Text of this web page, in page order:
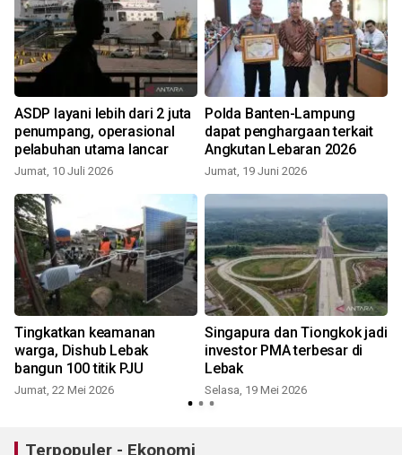
ASDP layani lebih dari 2 juta
penumpang, operasional
pelabuhan utama lancar
Jumat, 10 Juli 2026
Polda Banten-Lampung
dapat penghargaan terkait
Angkutan Lebaran 2026
Jumat, 19 Juni 2026
Tingkatkan keamanan
warga, Dishub Lebak
bangun 100 titik PJU
Jumat, 22 Mei 2026
Singapura dan Tiongkok jadi
investor PMA terbesar di
Lebak
Selasa, 19 Mei 2026
Terpopuler - Ekonomi